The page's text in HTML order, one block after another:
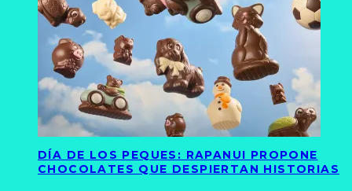
DÍA DE LOS PEQUES: RAPANUI PROPONE
CHOCOLATES QUE DESPIERTAN HISTORIAS